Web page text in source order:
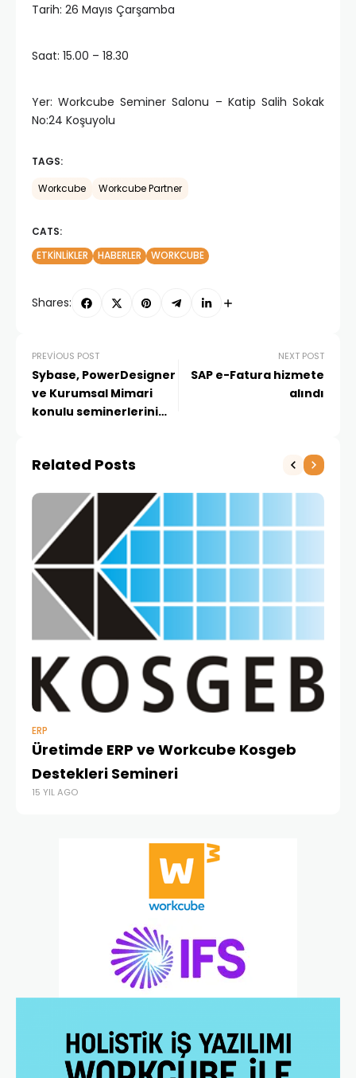
Tarih: 26 Mayıs Çarşamba
Saat: 15.00 – 18.30
Yer: Workcube Seminer Salonu – Katip Salih Sokak
No:24 Koşuyolu
TAGS:
Workcube Workcube Partner
CATS:
ETKINLIKLER
HABERLER WORKCUBE
Shares:
PREVIOUS POST
Sybase, PowerDesigner
ve Kurumsal Mimari
konulu seminerlerini
NEXT POST
SAP e-Fatura hizmete
alındı
Related Posts
ERP
Üretimde ERP ve Workcube Kosgeb
Destekleri Semineri
15 YIL AGO